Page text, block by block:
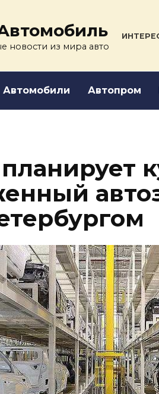
новости из мира авто
Автомобили Автопром